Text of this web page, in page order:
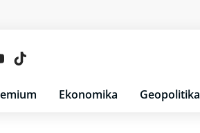
Ekonomika Geopolitika